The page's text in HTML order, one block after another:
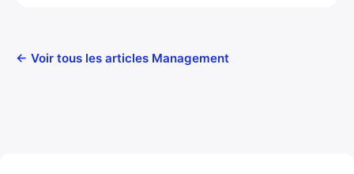
← Voir tous les articles Management